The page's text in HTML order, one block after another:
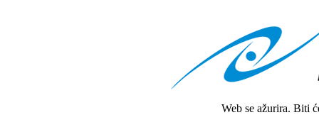
Web se ažurira. Biti